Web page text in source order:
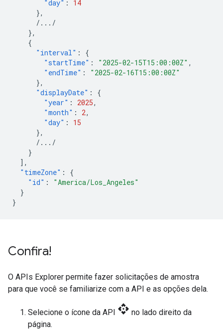
"day" :
14
},
/.../
},
{
"interval" :
{
"startTime" : "2025-02-15T15:00:00Z" ,
"endTime" :
"2025-02-16T15:00:00Z"
},
"displayDate" :
{
"year" : 2025,
"month" : 2,
"day" :
15
},
/.../
}
],
"timeZone" :
{
"id" :
"America/Los_Angeles"
}
}
Confira!
O APIs Explorer permite fazer solicitações de amostra
para que você se familiarize com a API e as opções dela.
Selecione o ícone da API api no lado direito da
página.